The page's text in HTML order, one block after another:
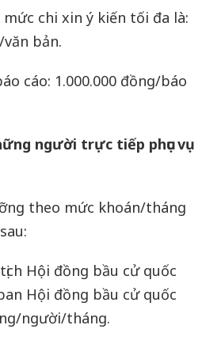
chi xin ý kiến tối đa là:
bản.
cáo: 1.000.000 đồng/báo
người trực tiếp phục vụ
theo mức khoán/tháng
Hội đồng bầu cử quốc
Hội đồng bầu cử quốc
người/tháng.